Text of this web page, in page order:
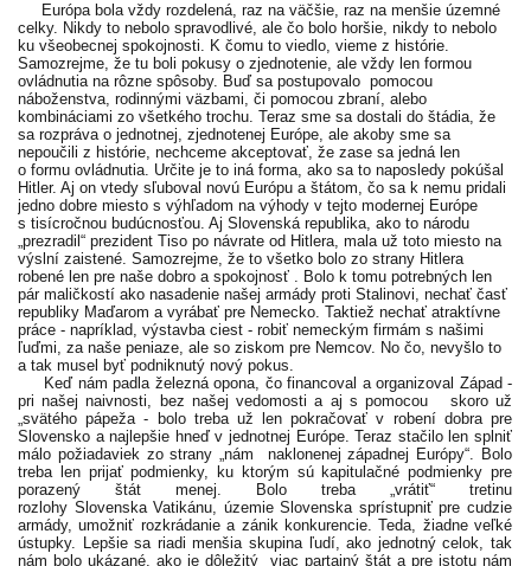
Európa bola vždy rozdelená, raz na väčšie, raz na menšie územné
celky. Nikdy to nebolo spravodlivé, ale čo bolo horšie, nikdy to nebolo
ku všeobecnej spokojnosti. K čomu to viedlo, vieme z histórie.
Samozrejme, že tu boli pokusy o zjednotenie, ale vždy len formou
ovládnutia na rôzne spôsoby. Buď sa postupovalo pomocou
náboženstva, rodinnými väzbami, či pomocou zbraní, alebo
kombináciami zo všetkého trochu. Teraz sme sa dostali do štádia, že
sa rozpráva o jednotnej, zjednotenej Európe, ale akoby sme sa
nepoučili z histórie, nechceme akceptovať, že zase sa jedná len
o formu ovládnutia. Určite je to iná forma, ako sa to naposledy pokúšal
Hitler. Aj on vtedy sľuboval novú Európu a štátom, čo sa k nemu pridali
jedno dobre miesto s výhľadom na výhody v tejto modernej Európe
s tisícročnou budúcnosťou. Aj Slovenská republika, ako to národu
„prezradil“ prezident Tiso po návrate od Hitlera, mala už toto miesto na
výslní zaistené. Samozrejme, že to všetko bolo zo strany Hitlera
robené len pre naše dobro a spokojnosť . Bolo k tomu potrebných len
pár maličkostí ako nasadenie našej armády proti Stalinovi, nechať časť
republiky Maďarom a vyrábať pre Nemecko. Taktiež nechať atraktívne
práce - napríklad, výstavba ciest - robiť nemeckým firmám s našimi
ľuďmi, za naše peniaze, ale so ziskom pre Nemcov. No čo, nevyšlo to
a tak musel byť podniknutý nový pokus.
Keď nám padla železná opona, čo financoval a organizoval Západ -
pri našej naivnosti, bez našej vedomosti a aj s pomocou skoro už
„svätého pápeža - bolo treba už len pokračovať v robení dobra pre
Slovensko a najlepšie hneď v jednotnej Európe. Teraz stačilo len splniť
málo požiadaviek zo strany „nám naklonenej západnej Európy“. Bolo
treba len prijať podmienky, ku ktorým sú kapitulačné podmienky pre
porazený štát menej. Bolo treba „vrátiť“ tretinu
rozlohy Slovenska Vatikánu, územie Slovenska sprístupniť pre cudzie
armády, umožniť rozkrádanie a zánik konkurencie. Teda, žiadne veľké
ústupky. Lepšie sa riadi menšia skupina ľudí, ako jednotný celok, tak
nám bolo ukázané, ako je dôležitý viac partajný štát a pre istotu nám